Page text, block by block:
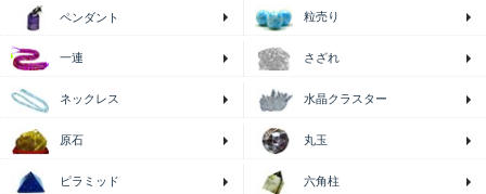
ペンダント 粒売り
一連 さざれ
ネックレス 水晶クラスター
原石 丸玉
ピラミッド 六角柱